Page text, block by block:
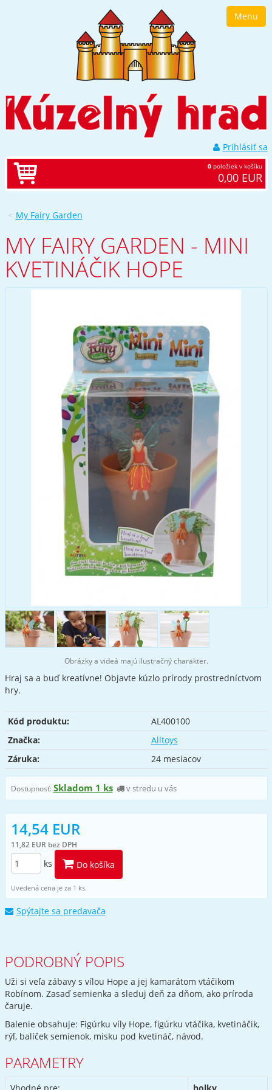
bočnému
stĺpci
Klávesové
Menu
Prihlásiť sa
0položiek v košíku
0,00 EUR
My Fairy Garden
MY FAIRY GARDEN - MINI
KVETINÁČIK HOPE
Obrázky a videá majú ilustračný charakter.
Hraj sa a buď kreatívne! Objavte kúzlo prírody prostredníctvom
hry.
Kód produktu:
AL400100
Značka:
Alltoys
Záruka:
24 mesiacov
Dostupnosť:Skladom 1 ks v stredu u vás
14,54 EUR
11,82 EUR bez DPH
ks Do košíka
Uvedená cena je za 1 ks.
Spýtajte sa predavača
PODROBNÝ POPIS
Uži si veľa zábavy s vílou Hope a jej kamarátom vtáčikom
Robínom. Zasaď semienka a sleduj deň za dňom, ako príroda
čaruje.
Balenie obsahuje: Figúrku víly Hope, figúrku vtáčika, kvetináčik,
rýľ, balíček semienok, misku pod kvetináč, návod.
PARAMETRY